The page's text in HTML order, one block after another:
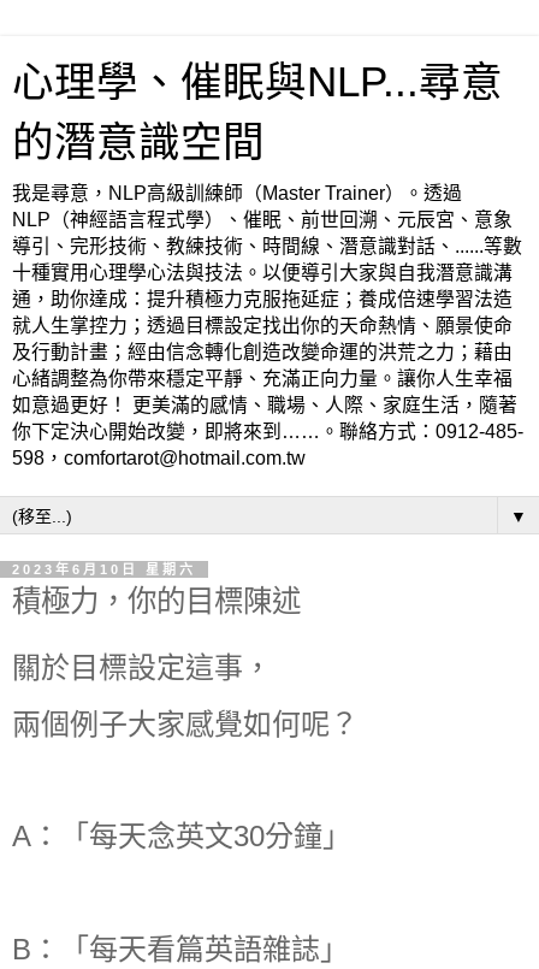
心理學、催眠與NLP...尋意
的潛意識空間
我是尋意，NLP高級訓練師（Master Trainer）。透過
NLP（神經語言程式學）、催眠、前世回溯、元辰宮、意象
導引、完形技術、教練技術、時間線、潛意識對話、......等數
十種實用心理學心法與技法。以便導引大家與自我潛意識溝
通，助你達成：提升積極力克服拖延症；養成倍速學習法造
就人生掌控力；透過目標設定找出你的天命熱情、願景使命
及行動計畫；經由信念轉化創造改變命運的洪荒之力；藉由
心緒調整為你帶來穩定平靜、充滿正向力量。讓你人生幸福
如意過更好！ 更美滿的感情、職場、人際、家庭生活，隨著
你下定決心開始改變，即將來到……。聯絡方式：0912-485-
598，comfortarot@hotmail.com.tw
▼
2023年6月10日 星期六
積極力，你的目標陳述
關於目標設定這事，
兩個例子大家感覺如何呢？
A：「每天念英文30分鐘」
B：「每天看篇英語雜誌」